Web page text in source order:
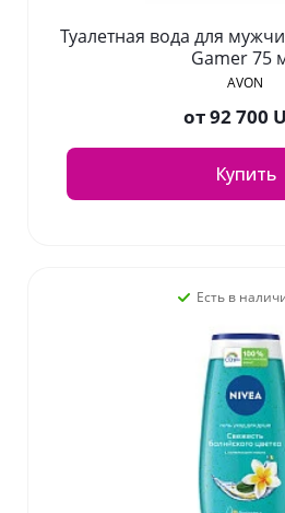
Туалетная вода для
Gamer 75
AVON
от92 700
Купить
Есть в